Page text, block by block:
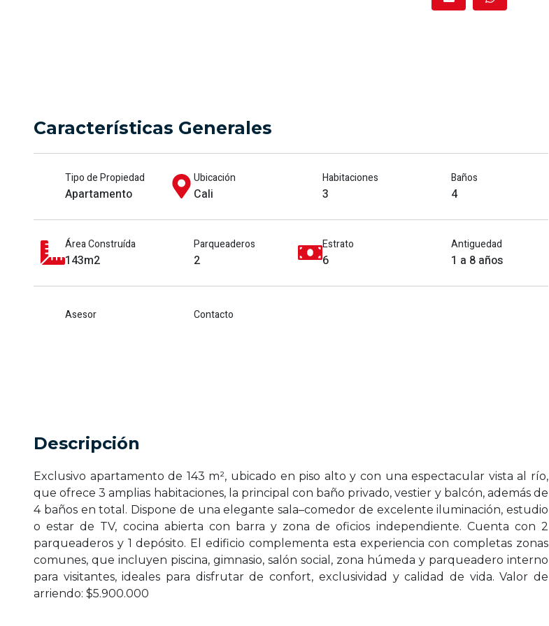
Características Generales
Tipo de Propiedad
Apartamento
Ubicación
Cali
Habitaciones
3
Baños
4
Área Construída
143m2
Parqueaderos
2
Estrato
6
Antiguedad
1 a 8 años
Asesor Contacto
Descripción
Exclusivo apartamento de 143 m², ubicado en piso alto y con una espectacular vista al río,
que ofrece 3 amplias habitaciones, la principal con baño privado, vestier y balcón, además de
4 baños en total. Dispone de una elegante sala–comedor de excelente iluminación, estudio
o estar de TV, cocina abierta con barra y zona de oficios independiente. Cuenta con 2
parqueaderos y 1 depósito. El edificio complementa esta experiencia con completas zonas
comunes, que incluyen piscina, gimnasio, salón social, zona húmeda y parqueadero interno
para visitantes, ideales para disfrutar de confort, exclusividad y calidad de vida. Valor de
arriendo: $5.900.000